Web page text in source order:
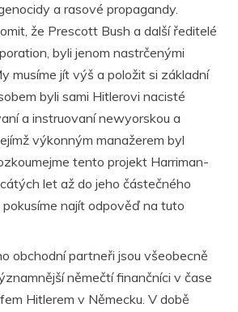
a rasové propagandy.
že Prescott Bush a další ředitelé
byli jenom nastrčenými
musíme jít výš a položit si základní
byli sami Hitlerovi nacisté
a instruovaní newyorskou a
výkonným manažerem byl
tento projekt Harriman-
let až do jeho částečného
najít odpověď na tuto
obchodní partneři jsou všeobecně
němečtí finančníci v čase
Hitlerem v Německu. V době